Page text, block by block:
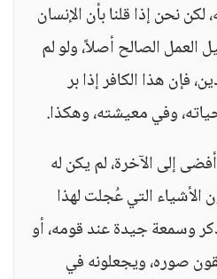
لكن نحن إذا قلنا بأن الإنسان
الصالح أصلاً، ولو لم
فإن هذا الكافر إذا بر
وفي معيشته، وهكذا.
إلى الآخرة، لم يكن له
التي عُجلت لهذا
وسمعة جيدة عند قومه، أو
صوره، ويجعلونه في